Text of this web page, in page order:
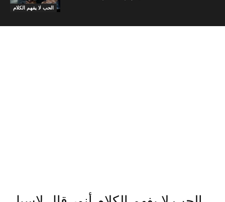
الحب لا يفهم الكلام